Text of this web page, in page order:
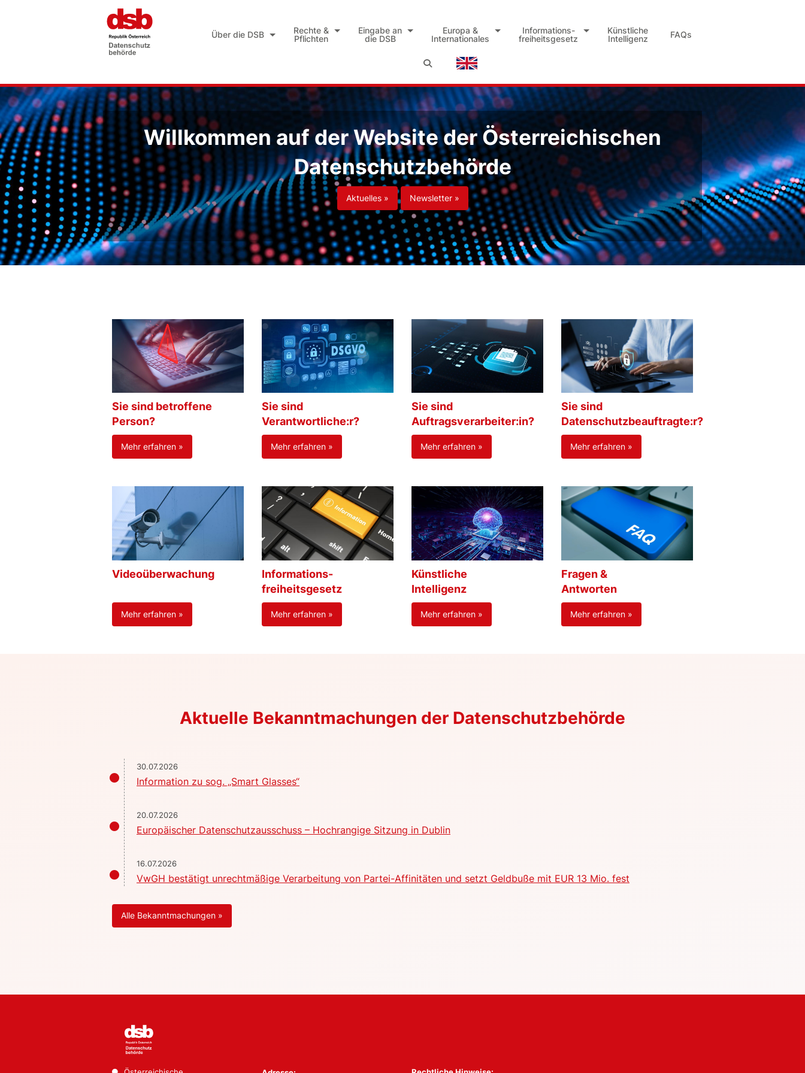
Über die DSB
Rechte &
Pflichten
Eingabe an
die DSB
Europa &
Internationales
Informations-
freiheitsgesetz
Künstliche
Intelligenz
FAQs
Willkommen auf der Website der Österreichischen
Datenschutzbehörde
Aktuelles » Newsletter »
Sie sind betroffene
Person?
Mehr erfahren »
Sie sind
Verantwortliche:r?
Mehr erfahren »
Sie sind
Auftragsverarbeiter:in?
Mehr erfahren »
Sie sind
Datenschutzbeauftragte:r?
Mehr erfahren »
Videoüberwachung
Mehr erfahren »
Informations-
freiheitsgesetz
Mehr erfahren »
Künstliche
Intelligenz
Mehr erfahren »
Fragen &
Antworten
Mehr erfahren »
Aktuelle Bekanntmachungen der Datenschutzbehörde
30.07.2026
Information zu sog. „Smart Glasses“
20.07.2026
Europäischer Datenschutzausschuss – Hochrangige Sitzung in Dublin
16.07.2026
VwGH bestätigt unrechtmäßige Verarbeitung von Partei-Affinitäten und setzt Geldbuße mit EUR 13 Mio. fest
Alle Bekanntmachungen »